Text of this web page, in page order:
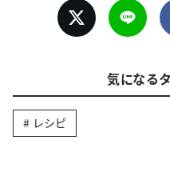
気になる
レシピ